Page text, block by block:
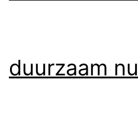
duurzaam nu